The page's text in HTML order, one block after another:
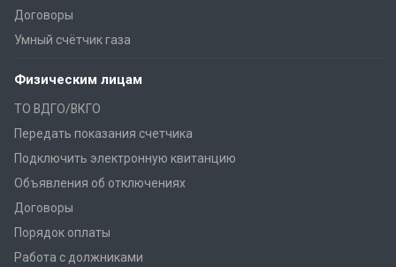
Договоры
Умный счётчик газа
Физическим лицам
ТО ВДГО/ВКГО
Передать показания счетчика
Подключить электронную квитанцию
Объявления об отключениях
Договоры
Порядок оплаты
Работа с должниками